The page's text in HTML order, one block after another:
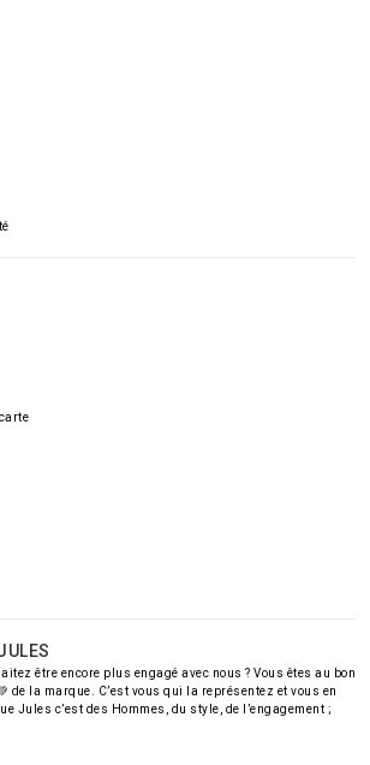
être encore plus engagé avec nous ? Vous êtes au bon
de la marque. C’est vous qui la représentez et vous en
Jules c’est des Hommes, du style, de l’engagement ;